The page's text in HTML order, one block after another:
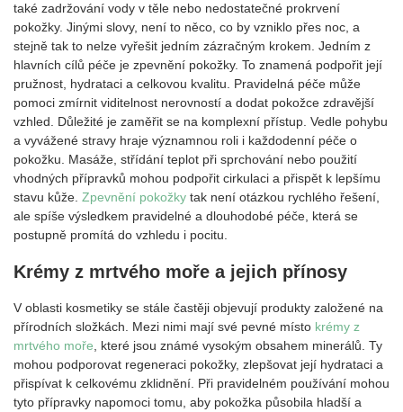
také zadržování vody v těle nebo nedostatečné prokrvení
pokožky. Jinými slovy, není to něco, co by vzniklo přes noc, a
stejně tak to nelze vyřešit jedním zázračným krokem. Jedním z
hlavních cílů péče je zpevnění pokožky. To znamená podpořit její
pružnost, hydrataci a celkovou kvalitu. Pravidelná péče může
pomoci zmírnit viditelnost nerovností a dodat pokožce zdravější
vzhled. Důležité je zaměřit se na komplexní přístup. Vedle pohybu
a vyvážené stravy hraje významnou roli i každodenní péče o
pokožku. Masáže, střídání teplot při sprchování nebo použití
vhodných přípravků mohou podpořit cirkulaci a přispět k lepšímu
stavu kůže. Zpevnění pokožky tak není otázkou rychlého řešení,
ale spíše výsledkem pravidelné a dlouhodobé péče, která se
postupně promítá do vzhledu i pocitu.
Krémy z mrtvého moře a jejich přínosy
V oblasti kosmetiky se stále častěji objevují produkty založené na
přírodních složkách. Mezi nimi mají své pevné místo krémy z
mrtvého moře , které jsou známé vysokým obsahem minerálů. Ty
mohou podporovat regeneraci pokožky, zlepšovat její hydrataci a
přispívat k celkovému zklidnění. Při pravidelném používání mohou
tyto přípravky napomoci tomu, aby pokožka působila hladší a